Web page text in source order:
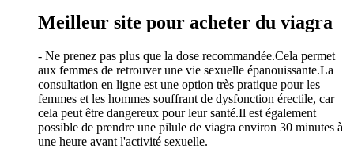
Meilleur site pour acheter du viagra
- Ne prenez pas plus que la dose recommandée.Cela permet
aux femmes de retrouver une vie sexuelle épanouissante.La
consultation en ligne est une option très pratique pour les
femmes et les hommes souffrant de dysfonction érectile, car
cela peut être dangereux pour leur santé.Il est également
possible de prendre une pilule de viagra environ 30 minutes à
une heure avant l'activité sexuelle.